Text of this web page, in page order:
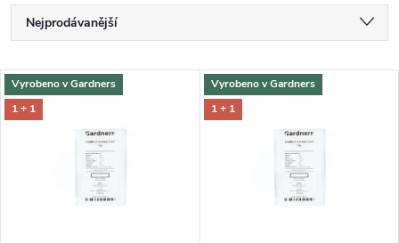
Ř
a
z
Nejprodávanější
Nejdražší
V
ý
Vyrobeno v Gardners
1 + 1
Vyrobeno v Gardners
1 + 1